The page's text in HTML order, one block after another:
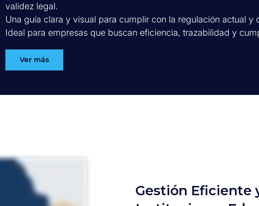
validez legal.
Una guía clara y visual para cumplir con la regulación actual y
Ideal para empresas que buscan eficiencia, trazabilidad y
Ver más
Gestión Eficiente